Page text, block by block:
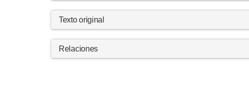
Texto original
Relaciones